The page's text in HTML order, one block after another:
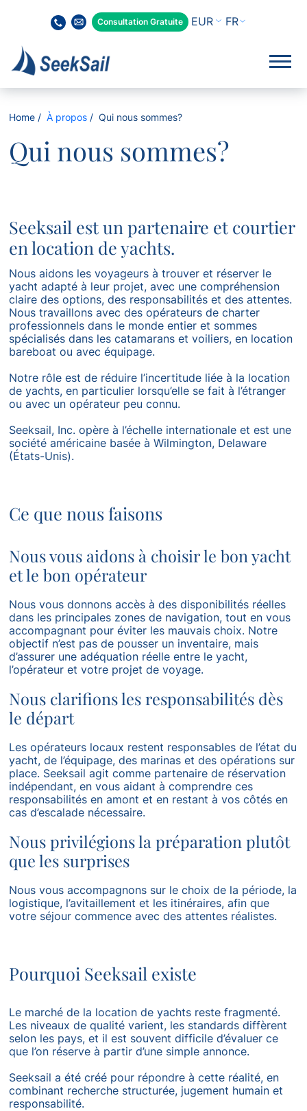
Consultation Gratuite FR
Home À propos Qui nous sommes?
Qui nous sommes?
Seeksail est un partenaire et courtier
en location de yachts.
Nous aidons les voyageurs à trouver et réserver le
yacht adapté à leur projet, avec une compréhension
claire des options, des responsabilités et des attentes.
Nous travaillons avec des opérateurs de charter
professionnels dans le monde entier et sommes
spécialisés dans les catamarans et voiliers, en location
bareboat ou avec équipage.
Notre rôle est de réduire l’incertitude liée à la location
de yachts, en particulier lorsqu’elle se fait à l’étranger
ou avec un opérateur peu connu.
Seeksail, Inc. opère à l’échelle internationale et est une
société américaine basée à Wilmington, Delaware
(États-Unis).
Ce que nous faisons
Nous vous aidons à choisir le bon yacht
et le bon opérateur
Nous vous donnons accès à des disponibilités réelles
dans les principales zones de navigation, tout en vous
accompagnant pour éviter les mauvais choix. Notre
objectif n’est pas de pousser un inventaire, mais
d’assurer une adéquation réelle entre le yacht,
l’opérateur et votre projet de voyage.
Nous clarifions les responsabilités dès
le départ
Les opérateurs locaux restent responsables de l’état du
yacht, de l’équipage, des marinas et des opérations sur
place. Seeksail agit comme partenaire de réservation
indépendant, en vous aidant à comprendre ces
responsabilités en amont et en restant à vos côtés en
cas d’escalade nécessaire.
Nous privilégions la préparation plutôt
que les surprises
Nous vous accompagnons sur le choix de la période, la
logistique, l’avitaillement et les itinéraires, afin que
votre séjour commence avec des attentes réalistes.
Pourquoi Seeksail existe
Le marché de la location de yachts reste fragmenté.
Les niveaux de qualité varient, les standards diffèrent
selon les pays, et il est souvent difficile d’évaluer ce
que l’on réserve à partir d’une simple annonce.
Seeksail a été créé pour répondre à cette réalité, en
combinant recherche structurée, jugement humain et
responsabilité.